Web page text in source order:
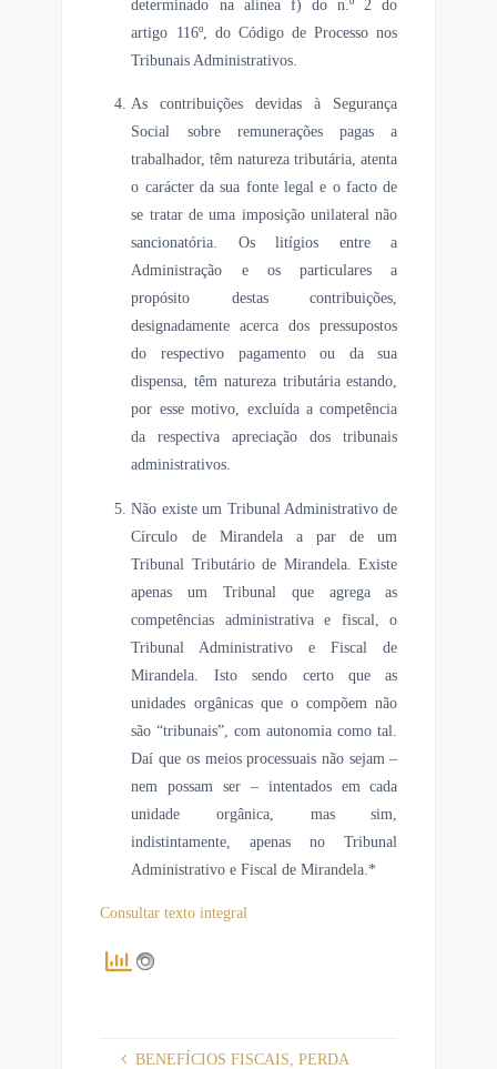
determinado na alínea f) do n.º 2 do
artigo 116º, do Código de Processo nos
Tribunais Administrativos.
As contribuições devidas à Segurança
Social sobre remunerações pagas a
trabalhador, têm natureza tributária, atenta
o carácter da sua fonte legal e o facto de
se tratar de uma imposição unilateral não
sancionatória. Os litígios entre a
Administração e os particulares a
propósito destas contribuições,
designadamente acerca dos pressupostos
do respectivo pagamento ou da sua
dispensa, têm natureza tributária estando,
por esse motivo, excluída a competência
da respectiva apreciação dos tribunais
administrativos.
Não existe um Tribunal Administrativo de
Círculo de Mirandela a par de um
Tribunal Tributário de Mirandela. Existe
apenas um Tribunal que agrega as
competências administrativa e fiscal, o
Tribunal Administrativo e Fiscal de
Mirandela. Isto sendo certo que as
unidades orgânicas que o compõem não
são “tribunais”, com autonomia como tal.
Daí que os meios processuais não sejam –
nem possam ser – intentados em cada
unidade orgânica, mas sim,
indistintamente, apenas no Tribunal
Administrativo e Fiscal de Mirandela.*
Consultar texto integral
BENEFÍCIOS FISCAIS, PERDA